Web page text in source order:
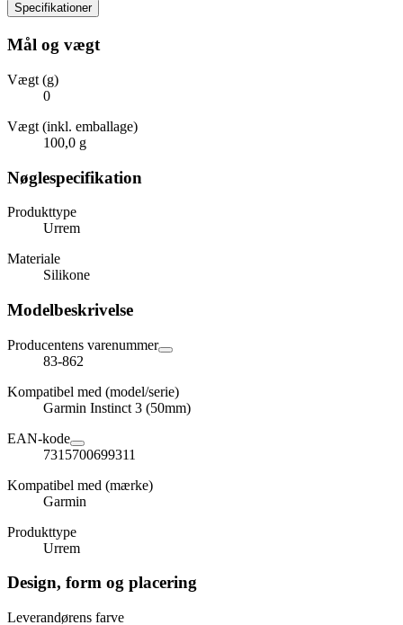
Specifikationer
Mål og vægt
Vægt (g)
0
Vægt (inkl. emballage)
100,0 g
Nøglespecifikation
Produkttype
Urrem
Materiale
Silikone
Modelbeskrivelse
Producentens varenummer
83-862
Kompatibel med (model/serie)
Garmin Instinct 3 (50mm)
EAN-kode
7315700699311
Kompatibel med (mærke)
Garmin
Produkttype
Urrem
Design, form og placering
Leverandørens farve